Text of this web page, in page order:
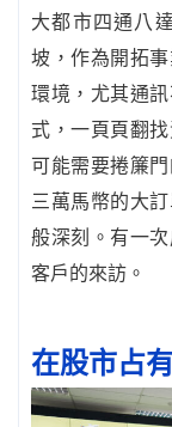
大都市四通八
坡，作為開拓
環境，尤其通
式，一頁頁翻
可能需要捲簾
三萬馬幣的大
般深刻。有一
客戶的來訪。
在股市占